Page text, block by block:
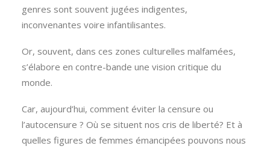
genres sont souvent jugées indigentes,
inconvenantes voire infantilisantes.
Or, souvent, dans ces zones culturelles malfamées,
s’élabore en contre-bande une vision critique du
monde.
Car, aujourd’hui, comment éviter la censure ou
l’autocensure ? Où se situent nos cris de liberté? Et à
quelles figures de femmes émancipées pouvons nous